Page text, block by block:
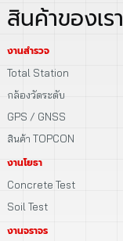
สินค้าของเรา
งานสำรวจ
Total Station
กล้องวัดระดับ
GPS / GNSS
สินค้า TOPCON
งานโยธา
Concrete Test
Soil Test
งานจราจร